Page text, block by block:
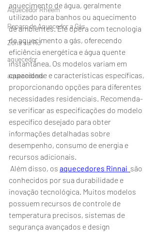
Aquecedor Rheem
Reparo de Aquecedor a Gás
Zona sul RJ
aquecedor
aquecedores
aquecimento de água, geralmente
utilizado para banhos ou aquecimento
de ambientes. Ele opera com tecnologia
de aquecimento a gás, oferecendo
eficiência energética e água quente
instantânea. Os modelos variam em
capacidade e características específicas,
proporcionando opções para diferentes
necessidades residenciais. Recomenda-
se verificar as especificações do modelo
específico desejado para obter
informações detalhadas sobre
desempenho, consumo de energia e
recursos adicionais.
Além disso, os aquecedores Rinnai são
conhecidos por sua durabilidade e
inovação tecnológica. Muitos modelos
possuem recursos de controle de
temperatura precisos, sistemas de
segurança avançados e design